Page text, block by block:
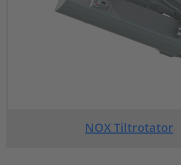
NOX Tiltrotator